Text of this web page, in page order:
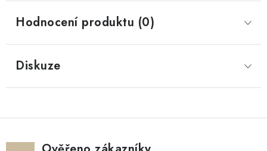
Hodnocení produktu (0)
Diskuze